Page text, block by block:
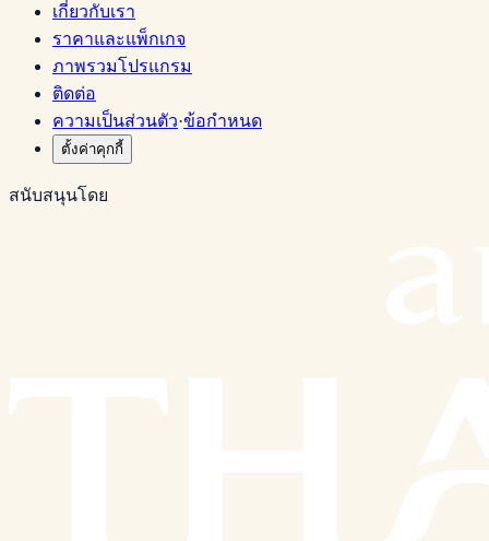
เกี่ยวกับเรา
ราคาและแพ็กเกจ
ภาพรวมโปรแกรม
ติดต่อ
ความเป็นส่วนตัว·ข้อกำหนด
ตั้งค่าคุกกี้
สนับสนุนโดย